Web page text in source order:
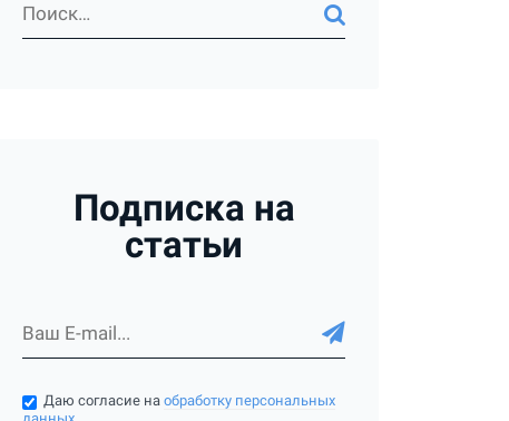
Подписка на
статьи
Даю согласие наобработку персональных
данных